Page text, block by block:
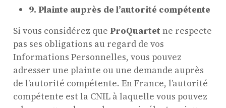
9. Plainte auprès de l’autorité compétente
Si vous considérez queProQuartetne respecte
pas ses obligations au regard de vos
Informations Personnelles, vous pouvez
adresser une plainte ou une demande auprès
de l’autorité compétente. En France, l’autorité
compétente est la CNIL à laquelle vous pouvez
masterclasses
Projets européens
Actions culturelles
Concerts et événements
Pratiques amateurs